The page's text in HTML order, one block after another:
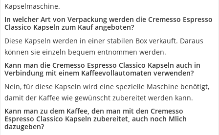
Kapselmaschine.
In welcher Art von Verpackung werden die Cremesso Espresso
Classico Kapseln zum Kauf angeboten?
Diese Kapseln werden in einer stabilen Box verkauft. Daraus
können sie einzeln bequem entnommen werden.
Kann man die Cremesso Espresso Classico Kapseln auch in
Verbindung mit einem Kaffeevollautomaten verwenden?
Nein, für diese Kapseln wird eine spezielle Maschine benötigt,
damit der Kaffee wie gewünscht zubereitet werden kann.
Kann man zu dem Kaffee, den man mit den Cremesso
Espresso Classico Kapseln zubereitet, auch noch Mlich
dazugeben?